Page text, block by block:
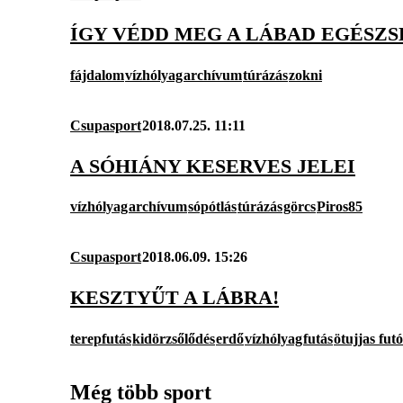
ÍGY VÉDD MEG A LÁBAD
fájdalomvízhólyagarchívumtúrázászokni
Csupasport2018.07.25. 11:11
A SÓHIÁNY KESERVES JELEI
vízhólyagarchívumsópótlástúrázásgörcsPiros85
Csupasport2018.06.09. 15:26
KESZTYŰT A LÁBRA!
terepfutáskidörzsőlődéserdővízhólyagfutásötujjas
Még több sport